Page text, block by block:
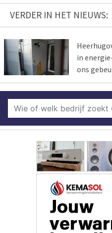
VERDER IN HET NIEUWS:
in
ons